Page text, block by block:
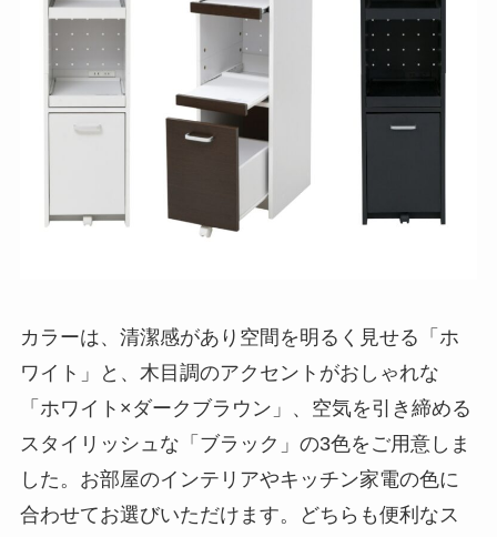
カラーは、清潔感があり空間を明るく見せる「ホ
ワイト」と、木目調のアクセントがおしゃれな
「ホワイト×ダークブラウン」、空気を引き締める
スタイリッシュな「ブラック」の3色をご用意しま
した。お部屋のインテリアやキッチン家電の色に
合わせてお選びいただけます。どちらも便利なス